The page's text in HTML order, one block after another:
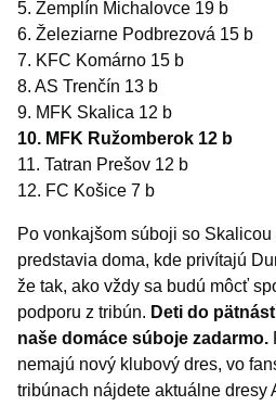
5. Zemplín Michalovce 19 b
6. Železiarne Podbrezová 15 b
7. KFC Komárno 15 b
8. AS Trenčín 13 b
9. MFK Skalica 12 b
10. MFK Ružomberok 12 b
11. Tatran Prešov 12 b
12. FC Košice 7 b
Po vonkajšom súboji so
predstavia doma, kde privítajú
že tak, ako vždy sa budú môcť
podporu z tribún. Deti do
naše domáce súboje zadarmo.
nemajú nový klubový dres, vo
tribúnach nájdete aktuálne dresy